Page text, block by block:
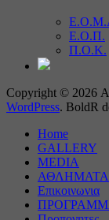
Ε.Ο.Π.
Π.Ο.Κ.
Copyright © 2026
WordPress. BoldR
Home
GALLERY
MEDIA
ΑΘΛΗΜΑΤΑ
Επικοινωνια